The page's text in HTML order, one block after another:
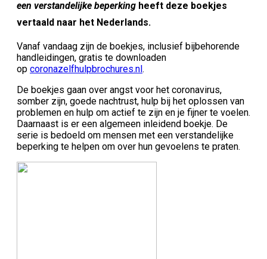
een verstandelijke beperking heeft deze boekjes
vertaald naar het Nederlands.
Vanaf vandaag zijn de boekjes, inclusief bijbehorende
handleidingen, gratis te downloaden
op coronazelfhulpbrochures.nl .
De boekjes gaan over angst voor het coronavirus,
somber zijn, goede nachtrust, hulp bij het oplossen van
problemen en hulp om actief te zijn en je fijner te voelen.
Daarnaast is er een algemeen inleidend boekje. De
serie is bedoeld om mensen met een verstandelijke
beperking te helpen om over hun gevoelens te praten.